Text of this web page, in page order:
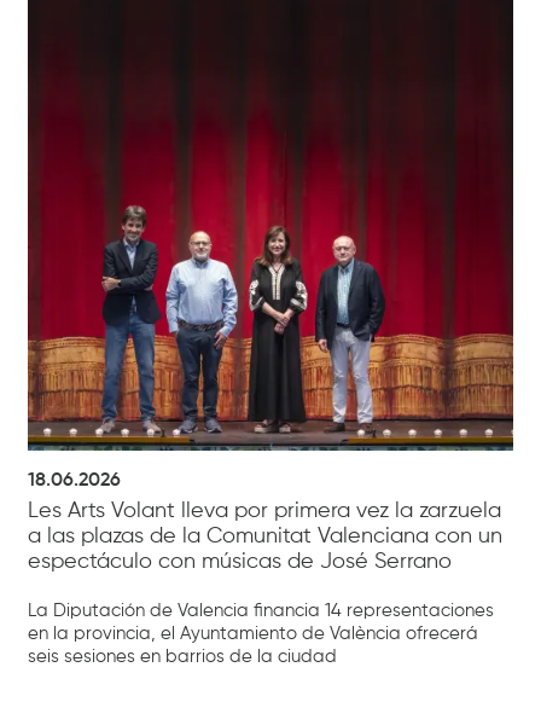
18.06.2026
Les Arts Volant lleva por primera vez la zarzuela
a las plazas de la Comunitat Valenciana con un
espectáculo con músicas de José Serrano
La Diputación de Valencia financia 14 representaciones
en la provincia, el Ayuntamiento de València ofrecerá
seis sesiones en barrios de la ciudad